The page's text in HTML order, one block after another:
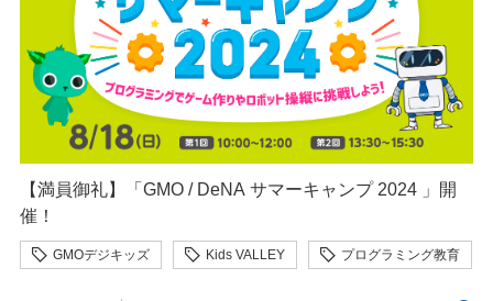
【満員御礼】「GMO / DeNA サマーキャンプ 2024 」開
催！
GMOデジキッズ Kids VALLEY プログラミング教育